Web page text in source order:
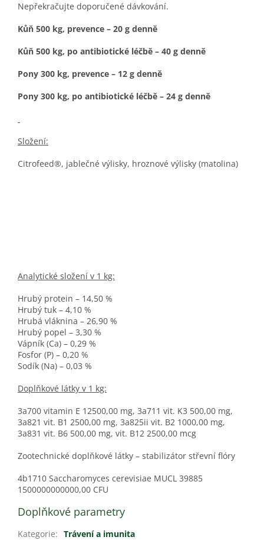
Nepřekračujte doporučené dávkování.
Kůň 500 kg, prevence – 20 g denně
Kůň 500 kg, po antibiotické léčbě – 40 g denně
Pony 300 kg, prevence – 12 g denně
Pony 300 kg, po antibiotické léčbě – 24 g denně
Složení:
Citrofeed®, jablečné výlisky, hroznové výlisky (matolina)
Analytické složení v 1 kg:
Hrubý protein – 14,50 %
Hrubý tuk – 4,10 %
Hrubá vláknina – 26,90 %
Hrubý popel – 3,30 %
Vápník (Ca) – 0,29 %
Fosfor (P) – 0,20 %
Sodík (Na) – 0,03 %
Doplňkové látky v 1 kg:
3a700 vitamin E 12500,00 mg, 3a711 vit. K3 500,00 mg,
3a821 vit. B1 2500,00 mg, 3a825ii vit. B2 1000,00 mg,
3a831 vit. B6 500,00 mg, vit. B12 2500,00 mcg
Zootechnické doplňkové látky – stabilizátor střevní flóry
4b1710 Saccharomyces cerevisiae MUCL 39885
1500000000000,00 CFU
Doplňkové parametry
Kategorie: Trávení a imunita